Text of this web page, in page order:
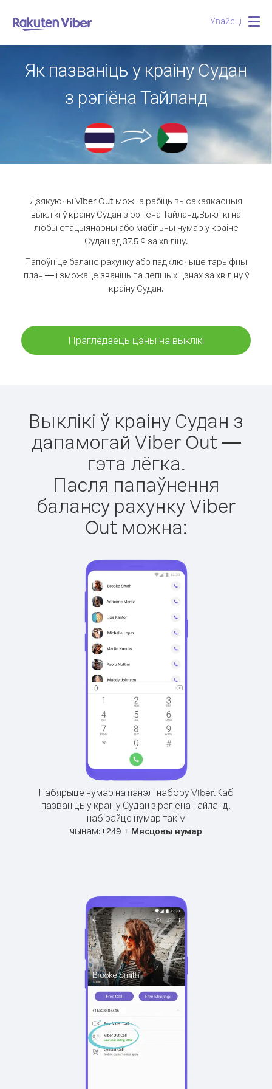
Увайсці
Як пазваніць у краіну Судан
з рэгіёна Тайланд
Дзякуючы Viber Out можна рабіць высакаякасныя
выклікі ў краіну Судан з рэгіёна Тайланд.Выклікі на
любы стацыянарны або мабільны нумар у краіне
Судан ад 37.5 ¢ за хвіліну.
Папоўніце баланс рахунку або падключыце тарыфны
план — і зможаце званіць па лепшых цэнах за хвіліну ў
краіну Судан.
Прагледзець цэны на выклікі
Выклікі ў краіну Судан з
дапамогай Viber Out —
гэта лёгка.
Пасля папаўнення
балансу рахунку Viber
Out можна:
Набярыце нумар на панэлі набору Viber.Каб
пазваніць у краіну Судан з рэгіёна Тайланд,
набірайце нумар такім
чынам:+249 + Мясцовы нумар